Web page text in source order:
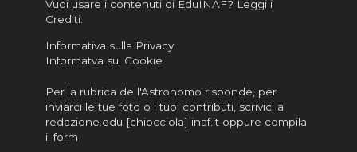
Vuoi usare i contenuti di EduINAF? Leggi i
Crediti.
Informativa sulla Privacy
Informatva sui Cookie
Per la rubrica de l'Astronomo risponde, per
inviarci le tue foto o i tuoi contributi, scrivici a
redazione.edu [chiocciola] inaf.it oppure compila
il form